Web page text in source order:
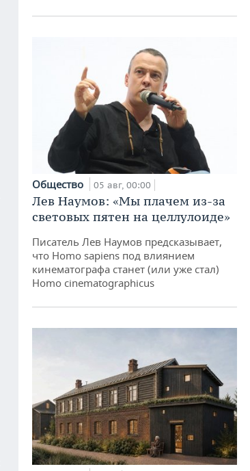
Общество 05 авг, 00:00
Лев Наумов: «Мы плачем из-за
световых пятен на целлулоиде»
Писатель Лев Наумов предсказывает,
что Homo sapiens под влиянием
кинематографа станет (или уже стал)
Homo cinematographicus